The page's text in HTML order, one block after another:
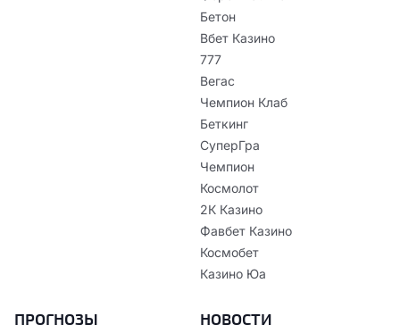
Бетон
Вбет Казино
777
Вегас
Чемпион Клаб
Беткинг
СуперГра
Чемпион
Космолот
2К Казино
Фавбет Казино
Космобет
Казино Юа
ПРОГНОЗЫ НОВОСТИ